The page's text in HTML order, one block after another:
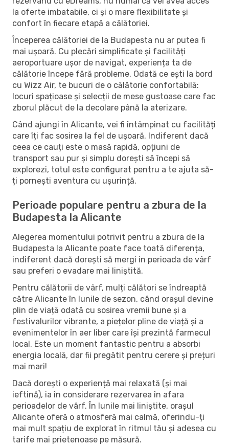
la oferte imbatabile, ci și o mare flexibilitate și
confort în fiecare etapă a călătoriei.
Începerea călătoriei de la Budapesta nu ar putea fi
mai ușoară. Cu plecări simplificate și facilități
aeroportuare ușor de navigat, experiența ta de
călătorie începe fără probleme. Odată ce ești la bord
cu Wizz Air, te bucuri de o călătorie confortabilă:
locuri spațioase și selecții de mese gustoase care fac
zborul plăcut de la decolare până la aterizare.
Când ajungi în Alicante, vei fi întâmpinat cu facilități
care îți fac sosirea la fel de ușoară. Indiferent dacă
ceea ce cauți este o masă rapidă, opțiuni de
transport sau pur și simplu dorești să începi să
explorezi, totul este configurat pentru a te ajuta să-
ți pornești aventura cu ușurință.
Perioade populare pentru a zbura de la
Budapesta la Alicante
Alegerea momentului potrivit pentru a zbura de la
Budapesta la Alicante poate face toată diferența,
indiferent dacă dorești să mergi in perioada de vârf
sau preferi o evadare mai liniștită.
Pentru călătorii de vârf, mulți călători se îndreaptă
către Alicante în lunile de sezon, când orașul devine
plin de viață odată cu sosirea vremii bune și a
festivalurilor vibrante, a piețelor pline de viață și a
evenimentelor în aer liber care își prezintă farmecul
local. Este un moment fantastic pentru a absorbi
energia locală, dar fii pregătit pentru cerere și prețuri
mai mari!
Dacă dorești o experiență mai relaxată (și mai
ieftină), ia în considerare rezervarea în afara
perioadelor de vârf. În lunile mai liniștite, orașul
Alicante oferă o atmosferă mai calmă, oferindu-ți
mai mult spațiu de explorat în ritmul tău și adesea cu
tarife mai prietenoase pe măsură.